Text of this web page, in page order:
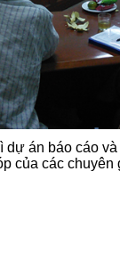
dự án báo cáo
của các chuyên